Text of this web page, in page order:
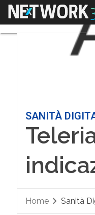
Menu
SANITÀ
Home Sanità